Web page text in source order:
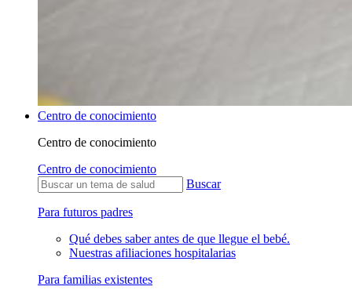
Centro de conocimiento
Centro de conocimiento
Centro de conocimiento
Buscar
Para futuros padres
Qué debes saber antes de que llegue el bebé.
Nuestras afiliaciones hospitalarias
Para familias existentes